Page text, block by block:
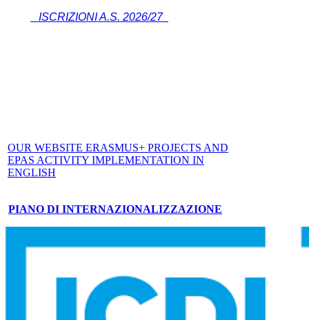
ISCRIZIONI A.S. 2026/27
OUR WEBSITE ERASMUS+ PROJECTS AND
EPAS ACTIVITY IMPLEMENTATION IN
ENGLISH
PIANO DI INTERNAZIONALIZZAZIONE